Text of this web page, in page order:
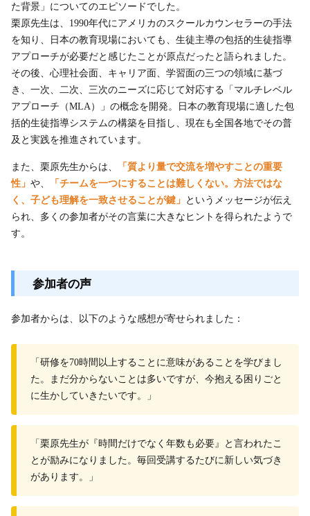
た背景」についてのエピソードでした。
栗原先生は、1990年代にアメリカのスクールカウンセラーの手法
を知り、日本の教育現場においても、生徒主導の包括的生徒指導
アプローチが必要だと感じたことが原点だったと語られました。
その後、心理社会面、キャリア面、学習面の三つの領域に基づ
き、一次、二次、三次のニーズに応じて対応する「マルチレベル
アプローチ（MLA）」の概念を開発。日本の教育現場に適した包
括的生徒指導システムの構築を目指し、現在も全国各地でその普
及と実践を推進されています。
また、栗原先生からは、
「質より量で交流を増やすことの重要
性」 や、
「チームを一つにすることは難しくない。方法ではな
く、子ども理解を一致させることが鍵」 というメッセージが伝え
られ、多くの参加者がその言葉に大きなヒントを得られたようで
す。
参加者の声
参加者からは、以下のような感想が寄せられました：
「研修を70時間以上することに意味があることを学びまし
た。まだ分からないことは多いですが、今抱える困りごと
に生かしていきたいです。」
「栗原先生が『時間だけでなく年数も必要』と言われたこ
とが励みになりました。毎回受講するたびに新しい気づき
があります。」